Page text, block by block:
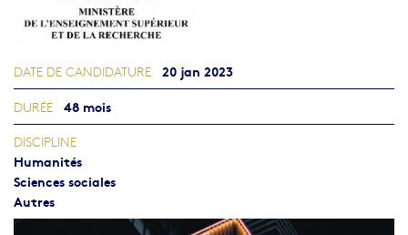
DATE DE CANDIDATURE 20 jan 2023
DURÉE 48 mois
DISCIPLINE
Humanités
Sciences sociales
Autres